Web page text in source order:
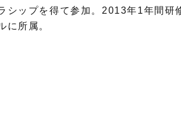
シップを得て参加。2013年1年間研
に所属。